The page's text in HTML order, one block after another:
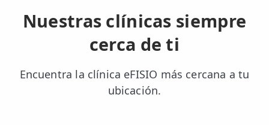
Nuestras clínicas siempre
cerca de ti
Encuentra la clínica eFISIO más cercana a tu
ubicación.